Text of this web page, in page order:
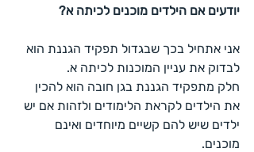
יודעים אם הילדים מוכנים לכיתה א?
אני אתחיל בכך שבגדול תפקיד הגננת הוא
לבדוק את עניין המוכנות לכיתה א.
חלק מתפקיד הגננת בגן חובה הוא להכין
את הילדים לקראת הלימודים ולזהות אם יש
ילדים שיש להם קשיים מיוחדים ואינם
מוכנים.